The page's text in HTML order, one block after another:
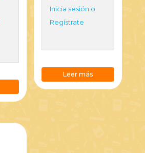
Inicia sesión o
Regístrate
Leer más